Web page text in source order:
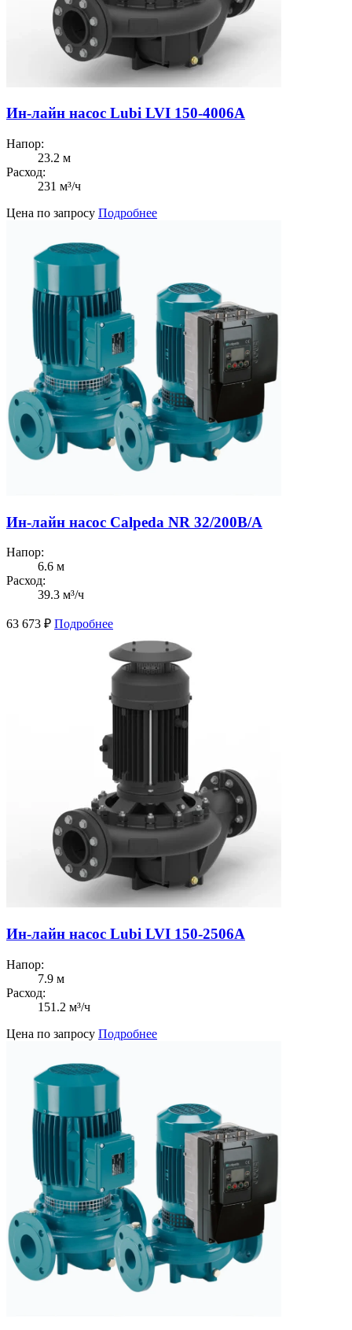
Ин-лайн насос Lubi LVI 150-4006A
Напор:
23.2 м
Расход:
231 м³/ч
Цена по запросу Подробнее
Ин-лайн насос Calpeda NR 32/200B/A
Напор:
6.6 м
Расход:
39.3 м³/ч
63 673 ₽ Подробнее
Ин-лайн насос Lubi LVI 150-2506A
Напор:
7.9 м
Расход:
151.2 м³/ч
Цена по запросу Подробнее